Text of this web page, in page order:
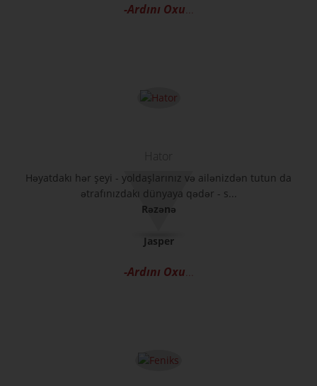
-Ardını Oxu...
Hator
Həyatdakı hər şeyi - yoldaşlarınız və ailənizdən tutun da
ətrafınızdakı dünyaya qədər - s...
Rəzənə
Jasper
-Ardını Oxu...